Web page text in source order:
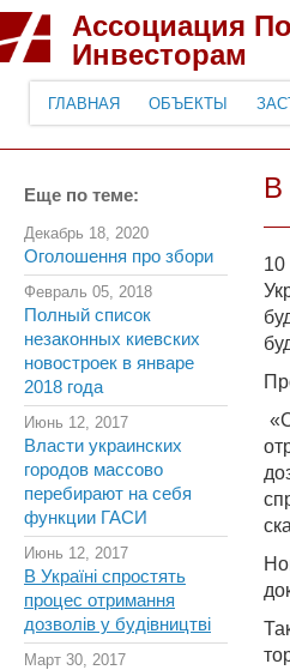
Ассоциация
Инвесторам
ГЛАВНАЯ ОБЪЕКТЫ
Еще по теме:
Декабрь 18, 2020
Оголошення про збори
Февраль 05, 2018
Полный список
незаконных киевских
новостроек в январе
2018 года
Июнь 12, 2017
Власти украинских
городов массово
перебирают на себя
функции ГАСИ
Июнь 12, 2017
В Україні спростять
процес отримання
дозволів у будівництві
Март 30, 2017
В
10